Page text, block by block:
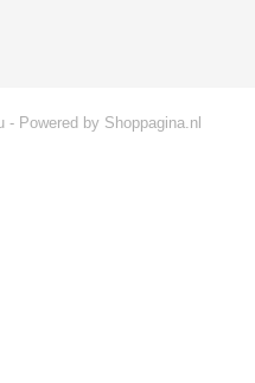
Powered by Shoppagina.nl